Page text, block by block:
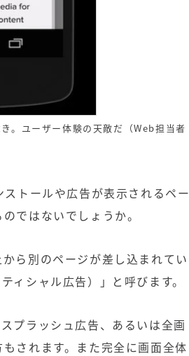
。ユーザー体験の天敵だ（Web担当者
トールや広告が表示されるペー
ではないでしょうか。
ら別のページが差し込まれてい
ィシャル広告）」と呼びます。
プラッシュ広告、あるいは全画
されます。また完全に画面全体